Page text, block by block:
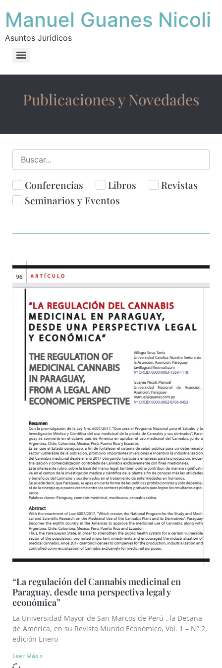
Manuel Guanes Nicoli
Asuntos Jurídicos
Publicaciones y Novedades
Conferencias Libros
Revistas
Seminarios y Eventos
“La regulación del Cannabis medicinal en
Paraguay, desde una perspectiva legal y
económica”
La Universidad Mayor de San Marcos de Perú , la Decana
de América, en su Revista Mundo Económico, Vol. 1 – N° 2,
edición Enero
Leer Más »